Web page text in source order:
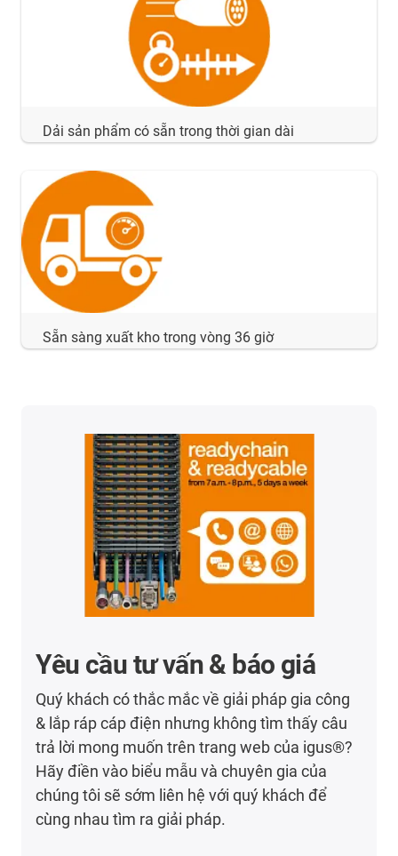
Dải sản phẩm có sẵn trong thời gian dài
Sẵn sàng xuất kho trong vòng 36 giờ
Yêu cầu tư vấn & báo giá
Quý khách có thắc mắc về giải pháp gia công
& lắp ráp cáp điện nhưng không tìm thấy câu
trả lời mong muốn trên trang web của igus®?
Hãy điền vào biểu mẫu và chuyên gia của
chúng tôi sẽ sớm liên hệ với quý khách để
cùng nhau tìm ra giải pháp.